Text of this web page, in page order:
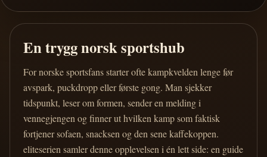
En trygg norsk sportshub
For norske sportsfans starter ofte kampkvelden lenge før
avspark, puckdropp eller første gong. Man sjekker
tidspunkt, leser om formen, sender en melding i
vennegjengen og finner ut hvilken kamp som faktisk
fortjener sofaen, snacksen og den sene kaffekoppen.
eliteserien samler denne opplevelsen i én lett side: en guide